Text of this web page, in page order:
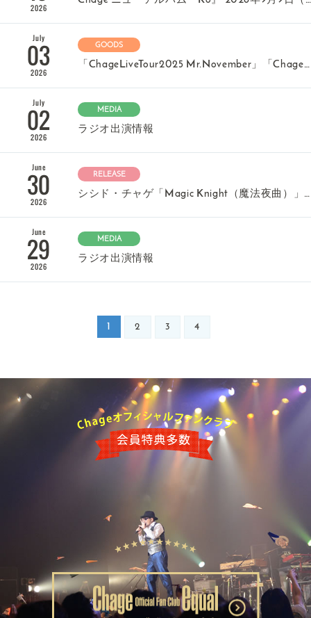
2026
July
03
2026
GOODS
「ChageLiveTour2025 Mr.November」「Chage Billboard Live 67 to 68」グッズ販売終了のお知らせ
July
02
2026
MEDIA
ラジオ出演情報
June
30
2026
RELEASE
シシド・チャゲ「Magic Knight（魔法夜曲）」配信開始！
June
29
2026
MEDIA
ラジオ出演情報
1 2 3 4